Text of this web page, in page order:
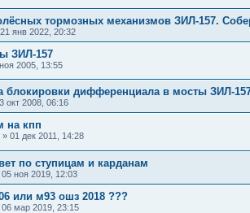
тормозных механизмов ЗИЛ-157.
21 янв 2022, 20:32
ЗИЛ-157
2005, 13:55
блокировки дифференциала в мосты ЗИЛ-
окт 2008, 06:16
на кпп
» 01 дек 2011, 14:28
по ступицам и карданам
05 ноя 2019, 12:03
или м93 ошз 2018 ???
06 мар 2019, 23:15